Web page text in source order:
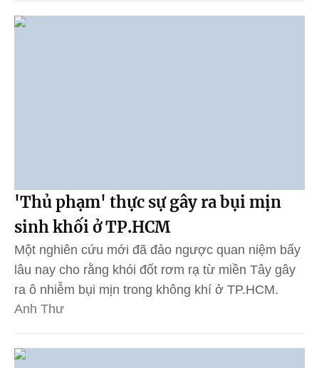
'Thủ phạm' thực sự gây ra bụi mịn
sinh khối ở TP.HCM
Một nghiên cứu mới đã đảo ngược quan niệm bấy
lâu nay cho rằng khói đốt rơm rạ từ miền Tây gây
ra ô nhiễm bụi mịn trong không khí ở TP.HCM.
Anh Thư